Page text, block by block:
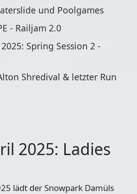
und Poolgames
- Railjam 2.0
Spring Session 2 -
Shredival & letzter Run
2025: Ladies
lädt der Snowpark Damüls